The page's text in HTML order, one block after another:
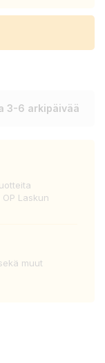
3-6 arkipäivää
Laskun
muut